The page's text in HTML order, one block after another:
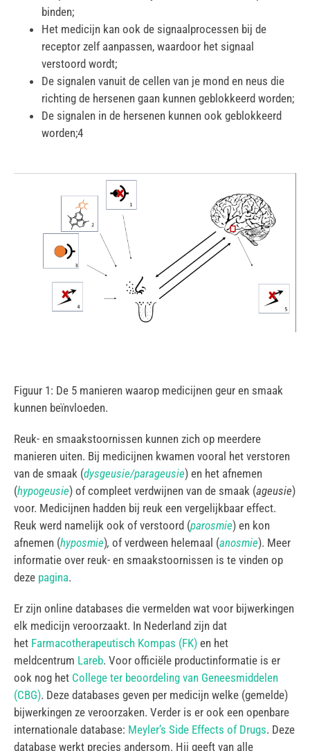
binden;
Het medicijn kan ook de signaalprocessen bij de
receptor zelf aanpassen, waardoor het signaal
verstoord wordt;
De signalen vanuit de cellen van je mond en neus die
richting de hersenen gaan kunnen geblokkeerd worden;
De signalen in de hersenen kunnen ook geblokkeerd
worden;4
Figuur 1: De 5 manieren waarop medicijnen geur en smaak
kunnen beïnvloeden.
Reuk- en smaakstoornissen kunnen zich op meerdere
manieren uiten. Bij medicijnen kwamen vooral het verstoren
van de smaak (dysgeusie/parageusie) en het afnemen
(hypogeusie) of compleet verdwijnen van de smaak (ageusie)
voor. Medicijnen hadden bij reuk een vergelijkbaar effect.
Reuk werd namelijk ook of verstoord (parosmie) en kon
afnemen (hyposmie), of verdween helemaal (anosmie). Meer
informatie over reuk- en smaakstoornissen is te vinden op
deze pagina.
Er zijn online databases die vermelden wat voor bijwerkingen
elk medicijn veroorzaakt. In Nederland zijn dat
het Farmacotherapeutisch Kompas (FK) en het
meldcentrum Lareb. Voor officiële productinformatie is er
ook nog het College ter beoordeling van Geneesmiddelen
(CBG). Deze databases geven per medicijn welke (gemelde)
bijwerkingen ze veroorzaken. Verder is er ook een openbare
internationale database: Meyler’s Side Effects of Drugs. Deze
database werkt precies andersom. Hij geeft van alle